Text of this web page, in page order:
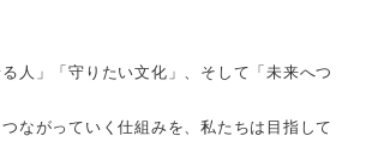
る人」「守りたい文化」、そして「未来へつ
ながっていく仕組みを、私たちは目指して